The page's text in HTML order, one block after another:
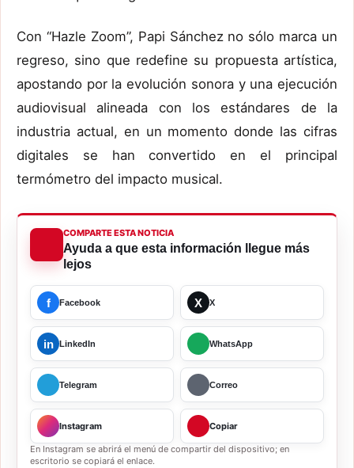
Con “Hazle Zoom”, Papi Sánchez no sólo marca un
regreso, sino que redefine su propuesta artística,
apostando por la evolución sonora y una ejecución
audiovisual alineada con los estándares de la
industria actual, en un momento donde las cifras
digitales se han convertido en el principal
termómetro del impacto musical.
COMPARTE ESTA NOTICIA
Ayuda a que esta información llegue más
lejos
f Facebook X X
in LinkedIn WhatsApp
Telegram Correo
Instagram Copiar
En Instagram se abrirá el menú de compartir del dispositivo; en
escritorio se copiará el enlace.